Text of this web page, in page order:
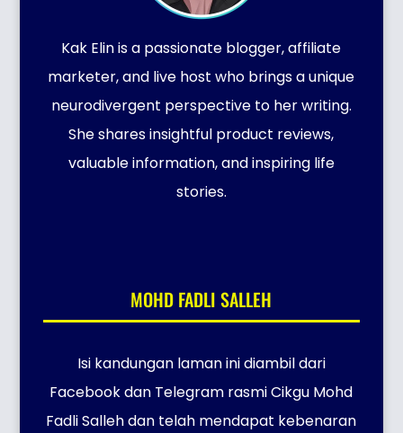
Kak Elin is a passionate blogger, affiliate
marketer, and live host who brings a unique
neurodivergent perspective to her writing.
She shares insightful product reviews,
valuable information, and inspiring life
stories.
MOHD FADLI SALLEH
Isi kandungan laman ini diambil dari
Facebook dan Telegram rasmi Cikgu Mohd
Fadli Salleh dan telah mendapat kebenaran